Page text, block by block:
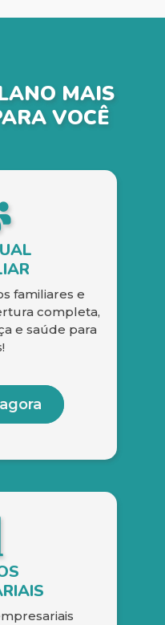
MAIS
VOCÊ
familiares e
completa,
e saúde para